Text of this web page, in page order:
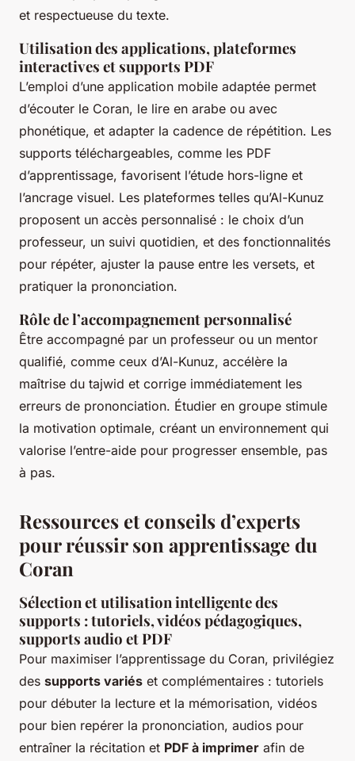
et respectueuse du texte.
Utilisation des applications, plateformes
interactives et supports PDF
L’emploi d’une application mobile adaptée permet
d’écouter le Coran, le lire en arabe ou avec
phonétique, et adapter la cadence de répétition. Les
supports téléchargeables, comme les PDF
d’apprentissage, favorisent l’étude hors-ligne et
l’ancrage visuel. Les plateformes telles qu’Al-Kunuz
proposent un accès personnalisé : le choix d’un
professeur, un suivi quotidien, et des fonctionnalités
pour répéter, ajuster la pause entre les versets, et
pratiquer la prononciation.
Rôle de l’accompagnement personnalisé
Être accompagné par un professeur ou un mentor
qualifié, comme ceux d’Al-Kunuz, accélère la
maîtrise du tajwid et corrige immédiatement les
erreurs de prononciation. Étudier en groupe stimule
la motivation optimale, créant un environnement qui
valorise l’entre-aide pour progresser ensemble, pas
à pas.
Ressources et conseils d’experts
pour réussir son apprentissage du
Coran
Sélection et utilisation intelligente des
supports : tutoriels, vidéos pédagogiques,
supports audio et PDF
Pour maximiser l’apprentissage du Coran, privilégiez
des supports variés et complémentaires : tutoriels
pour débuter la lecture et la mémorisation, vidéos
pour bien repérer la prononciation, audios pour
entraîner la récitation et PDF à imprimer afin de